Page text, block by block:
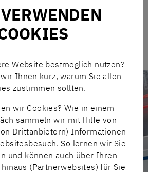
ZUM SHOP
Website bestmöglich nutzen?
Ihnen kurz, warum Sie allen
zustimmen sollten.
wir Cookies? Wie in einem
sammeln wir mit Hilfe von
Drittanbietern) Informationen
So lernen wir Sie
und können auch über Ihren
(Partnerwebsites) für Sie